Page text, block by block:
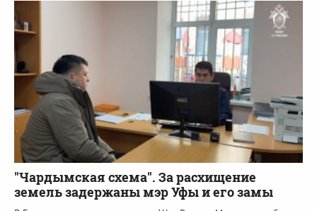
"Чардымская схема". За расхищение
земель задержаны мэр Уфы и его замы